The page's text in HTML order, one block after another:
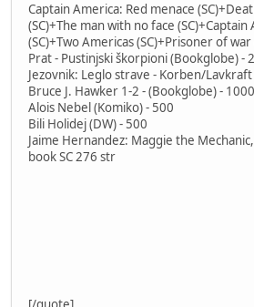
Captain America: Red menace
(SC)+The man with no face
(SC)+Two Americas (SC)+Prisoner of
Prat - Pustinjski škorpioni (Bookglobe) -
Jezovnik: Leglo strave - Korben/Lavkraft
Bruce J. Hawker 1-2 - (Bookglobe) - 1000
Alois Nebel (Komiko) - 500
Bili Holidej (DW) - 500
Jaime Hernandez: Maggie the
book SC 276 str